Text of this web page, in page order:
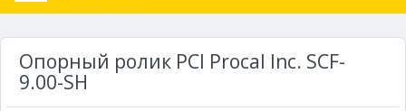
Опорный ролик PCI Procal Inc. SCF-
9.00-SH